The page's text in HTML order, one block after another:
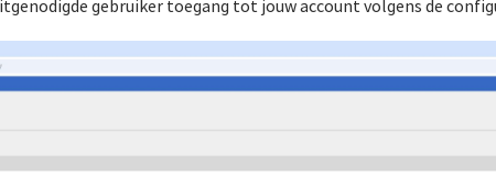
gebruiker toegang tot jouw account volgens de